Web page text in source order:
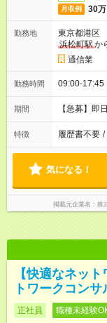
月収例 30
勤務地
東京都港区
浜松町駅か
通信業
勤務時間 09:00-17:45
期間 【急募】
特徴 履歴書不要 /
気になる！
掲載元企業名 株
【快適なネッ
トワークコン
正社員 職種未経験